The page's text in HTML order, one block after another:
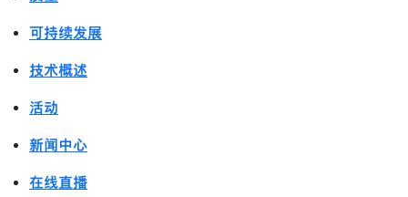
可持续发展
技术概述
活动
新闻中心
在线直播